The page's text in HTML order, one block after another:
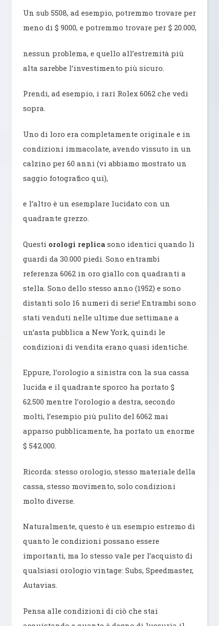
Un sub 5508, ad esempio, potremmo trovare per
meno di $ 9000, e potremmo trovare per $ 20.000,
nessun problema, e quello all’estremità più
alta sarebbe l’investimento più sicuro.
Prendi, ad esempio, i rari Rolex 6062 che vedi
sopra.
Uno di loro era completamente originale e in
condizioni immacolate, avendo vissuto in un
calzino per 60 anni (vi abbiamo mostrato un
saggio fotografico qui),
e l’altro è un esemplare lucidato con un
quadrante grezzo.
Questi orologi replicasono identici quando li
guardi da 30.000 piedi. Sono entrambi
referenza 6062 in oro giallo con quadranti a
stella. Sono dello stesso anno (1952) e sono
distanti solo 16 numeri di serie! Entrambi sono
stati venduti nelle ultime due settimane a
un’asta pubblica a New York, quindi le
condizioni di vendita erano quasi identiche.
Eppure, l’orologio a sinistra con la sua cassa
lucida e il quadrante sporco ha portato $
62.500 mentre l’orologio a destra, secondo
molti, l’esempio più pulito del 6062 mai
apparso pubblicamente, ha portato un enorme
$ 542.000.
Ricorda: stesso orologio, stesso materiale della
cassa, stesso movimento, solo condizioni
molto diverse.
Naturalmente, questo è un esempio estremo di
quanto le condizioni possano essere
importanti, ma lo stesso vale per l’acquisto di
qualsiasi orologio vintage: Subs, Speedmaster,
Autavias.
Pensa alle condizioni di ciò che stai